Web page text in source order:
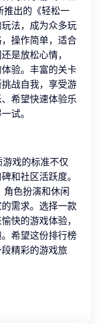
推出的《轻松一
法，成为众多玩
操作简单，适合
是放松心情，
体验。丰富的关卡
战自我，享受游
希望快速体验乐
试。
戏的标准不仅
和社区活跃度。
色扮演和休闲
需求。选择一款
快的游戏体验，
希望这份排行榜
精彩的游戏旅